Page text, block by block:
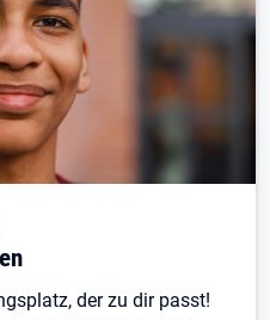
der zu dir passt!